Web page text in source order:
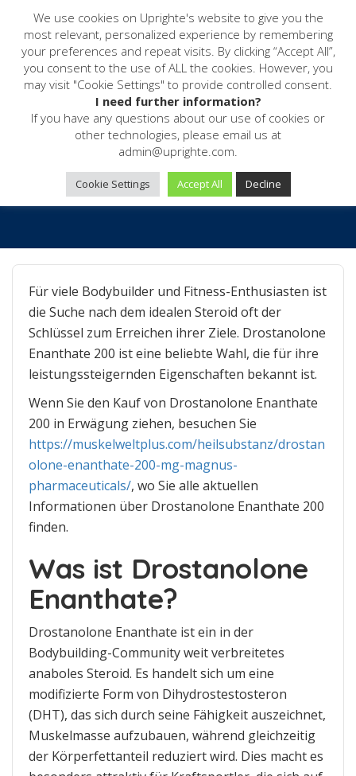
200: Ein Kraftpaket für
Bodybuilder
Home
Blog
Drostanolone Enanthate 200: Ein Kraftpaket für Bodybuilder
April 6, 2026
Für viele Bodybuilder und Fitness-Enthusiasten ist
die Suche nach dem idealen Steroid oft der
Schlüssel zum Erreichen ihrer Ziele. Drostanolone
Enanthate 200 ist eine beliebte Wahl, die für ihre
leistungssteigernden Eigenschaften bekannt ist.
Wenn Sie den Kauf von Drostanolone Enanthate
200 in Erwägung ziehen, besuchen Sie
https://muskelweltplus.com/heilsubstanz/drostan
olone-enanthate-200-mg-magnus-
pharmaceuticals/, wo Sie alle aktuellen
Informationen über Drostanolone Enanthate 200
finden.
Was ist Drostanolone
Enanthate?
Drostanolone Enanthate ist ein in der
Bodybuilding-Community weit verbreitetes
anaboles Steroid. Es handelt sich um eine
modifizierte Form von Dihydrostestosteron
(DHT), das sich durch seine Fähigkeit auszeichnet,
Muskelmasse aufzubauen, während gleichzeitig
der Körperfettanteil reduziert wird. Dies macht es
We use cookies on Uprighte's website to give you the
most relevant, personalized experience by remembering
your preferences and repeat visits. By clicking “Accept All”,
you consent to the use of ALL the cookies. However, you
may visit "Cookie Settings" to provide controlled consent.
I need further information?
If you have any questions about our use of cookies or
other technologies, please email us at
admin@uprighte.com.
Cookie Settings Accept All Decline